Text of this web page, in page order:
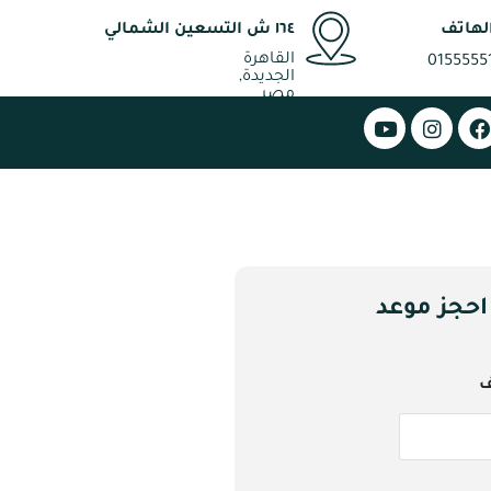
١٦٤ ش التسعين الشمالي
القاهرة
الجديدة,
مصر
احجز موعد